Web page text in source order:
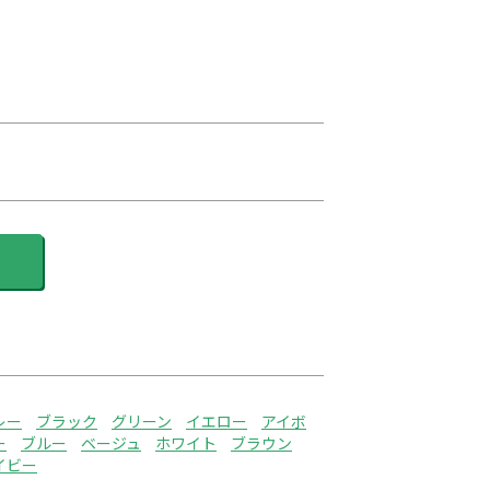
ー ブラック グリーン イエロー
アイボ
ブルー ベージュ ホワイト
ブラウン
ビー